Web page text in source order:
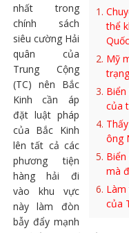
thể
Mỹ
của
ông
mà
của
nhất trong
chính sách
siêu cường Hải
quân của
Trung Cộng
(TC) nên Bắc
Kinh cần áp
đặt luật pháp
của Bắc Kinh
lên tất cả các
phương tiện
hàng hải đi
vào khu vực
này làm đòn
bẫy đẩy mạnh